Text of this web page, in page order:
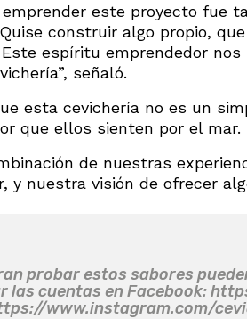
emprender este proyecto fue
construir algo propio,
espíritu emprendedor
señaló.
esta cevichería no es un
que ellos sienten por el mar.
de nuestras
y nuestra visión de ofrecer
probar estos sabores
las cuentas en Facebook:
www.instagram.com/